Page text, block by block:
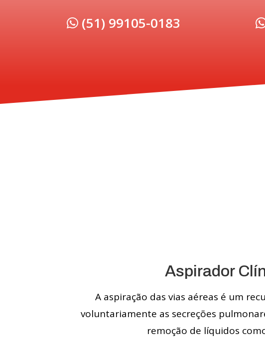
(51) 99105-0183
Aspirador
A aspiração das vias aéreas é um
voluntariamente as secreções
remoção de líquidos